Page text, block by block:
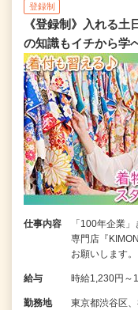
登録制
《登録制》入れる
の知識もイチから学
仕事内容
「100年企業
専門店『
お願いします
給与 時給1,230円～
勤務地
東京都渋谷区